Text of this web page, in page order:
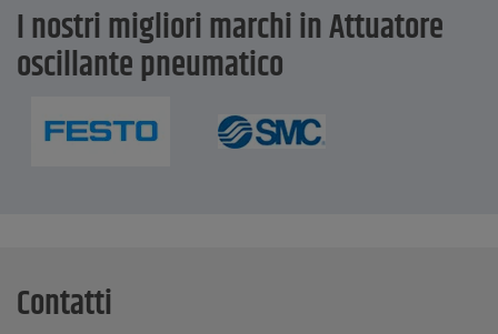
I nostri migliori marchi in Attuatore
oscillante pneumatico
Contatti